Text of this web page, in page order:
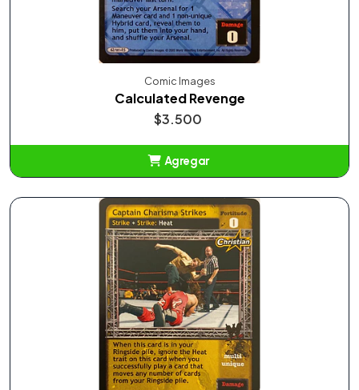
Comic Images
Calculated Revenge
$3.500
Agregar